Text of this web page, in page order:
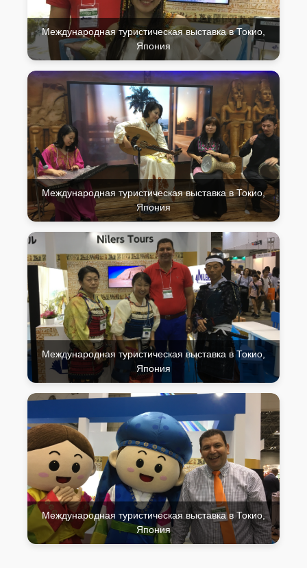
Международная туристическая выставка в Токио,
Япония
Международная туристическая выставка в Токио,
Япония
Международная туристическая выставка в Токио,
Япония
Международная туристическая выставка в Токио,
Япония